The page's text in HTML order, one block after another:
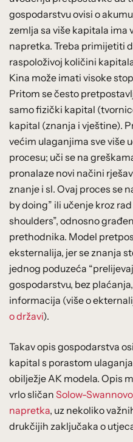
gospodarstvu ovisi o
zemlja sa više kapitala ima
napretka. Treba primijetiti
raspoloživoj količini
Kina može imati visoke
Pritom se često
samo fizički kapital
kapital (znanja i vještine).
većim ulaganjima sve više
procesu; uči se na
pronalaze novi načini
znanje i sl. Ovaj proces se
by doing” ili učenje kroz
shoulders”, odnosno
prethodnika. Model
eksternalija, jer se znanja
jednog poduzeća
gospodarstvu, bez
informacija (više o
o državi).
Takav opis gospodarstva
kapital s porastom
obilježje AK modela. Opis
vrlo sličan Solow-
napretka, uz nekoliko
drukčijih zaključaka o